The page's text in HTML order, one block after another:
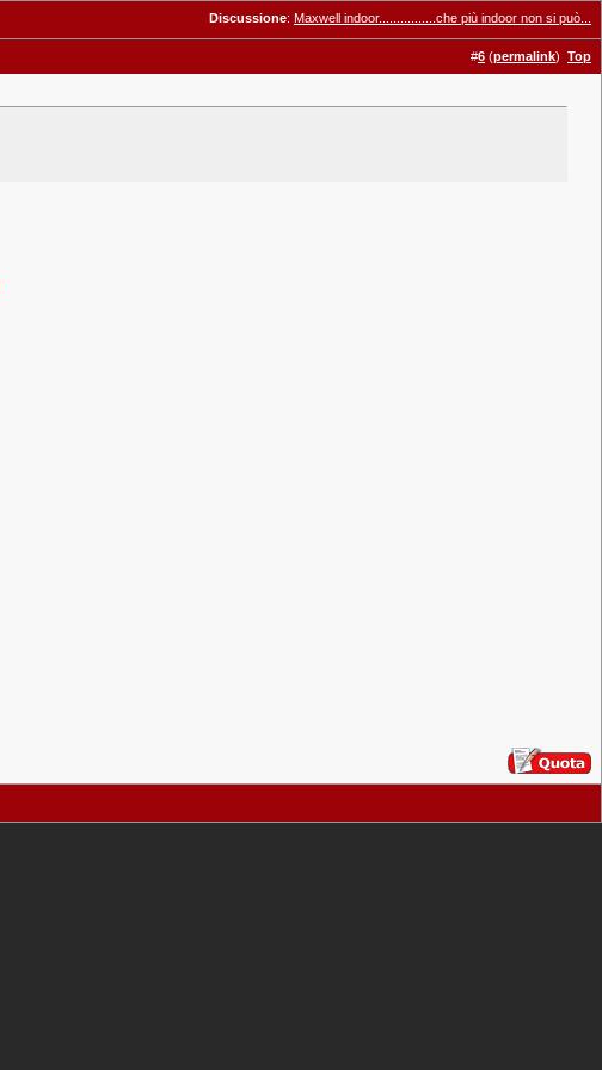
Discussione: Maxwell indoor................che più indoor non si può...
#6 (permalink) Top